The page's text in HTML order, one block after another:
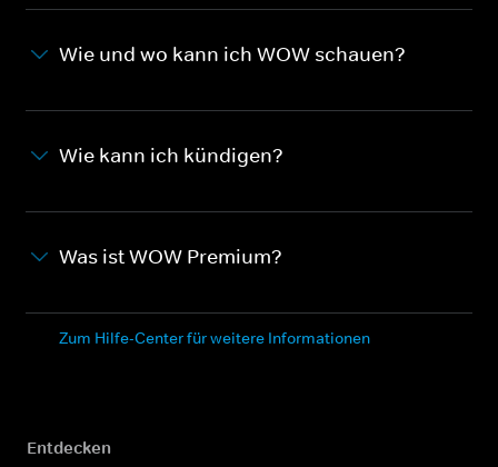
Wie und wo kann ich WOW schauen?
Wie kann ich kündigen?
Was ist WOW Premium?
Zum Hilfe-Center für weitere Informationen
Entdecken